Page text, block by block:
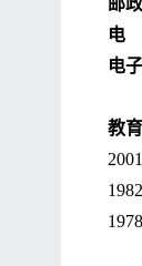
邮
电
电
教
2001
1982
1978